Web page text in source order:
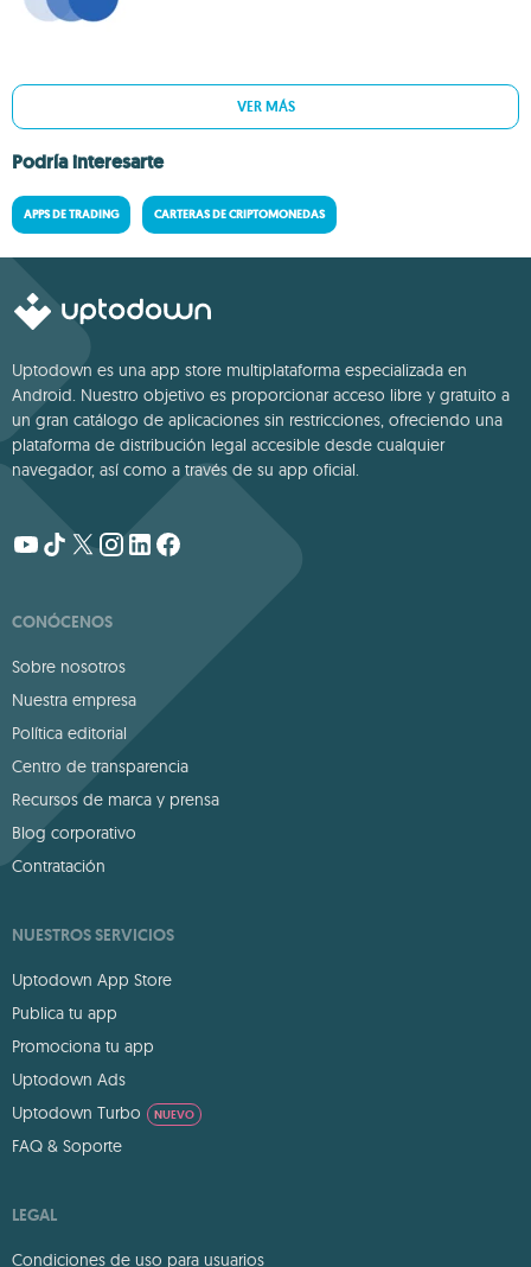
VER MÁS
Podría interesarte
APPS DE TRADING CARTERAS DE CRIPTOMONEDAS
Uptodown es una app store multiplataforma especializada en
Android. Nuestro objetivo es proporcionar acceso libre y gratuito a
un gran catálogo de aplicaciones sin restricciones, ofreciendo una
plataforma de distribución legal accesible desde cualquier
navegador, así como a través de su app oficial.
CONÓCENOS
Sobre nosotros
Nuestra empresa
Política editorial
Centro de transparencia
Recursos de marca y prensa
Blog corporativo
Contratación
NUESTROS SERVICIOS
Uptodown App Store
Publica tu app
Promociona tu app
Uptodown Ads
Uptodown Turbo
NUEVO
FAQ & Soporte
LEGAL
Condiciones de uso para usuarios